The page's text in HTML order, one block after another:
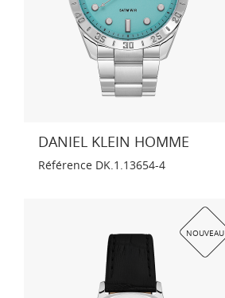
DANIEL KLEIN HOMME
Référence DK.1.13654-4
NOUVEAU